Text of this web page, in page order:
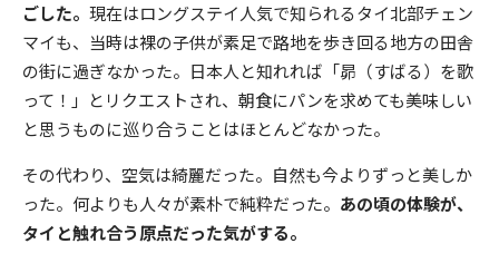
ごした。 現在はロングステイ人気で知られるタイ北部チェン
マイも、当時は裸の子供が素足で路地を歩き回る地方の田舎
の街に過ぎなかった。日本人と知れれば「昴（すばる）を歌
って！」とリクエストされ、朝食にパンを求めても美味しい
と思うものに巡り合うことはほとんどなかった。
その代わり、空気は綺麗だった。自然も今よりずっと美しか
った。何よりも人々が素朴で純粋だった。 あの頃の体験が、
タイと触れ合う原点だった気がする。